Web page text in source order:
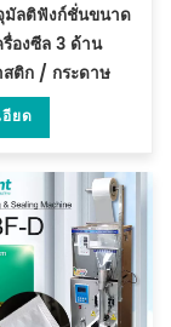
มัลติฟังก์ชั่นขนาด
องซีล 3 ด้าน
ติก / กระดาษ
D
อียด